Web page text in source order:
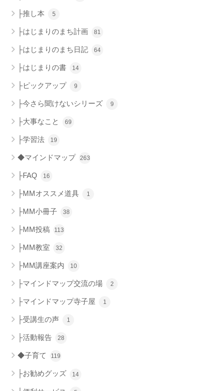
├推し本 5
├はじまりのまち計画 81
├はじまりのまち日記 64
├はじまりの書 14
├ピックアップ 9
├今さら聞けないシリーズ 9
├大事なこと 69
├学習法 19
◆マインドマップ 263
├FAQ 16
├MMオススメ道具 1
├MM小冊子 38
├MM投稿 113
├MM教室 32
├MM講座案内 10
├マインドマップ交流の場 2
├マインドマップ寺子屋 1
├受講生の声 1
├活動報告 28
◆子育て 119
├お勧めグッズ 14